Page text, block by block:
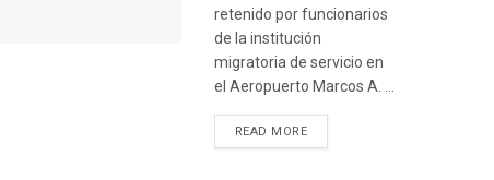
retenido por funcionarios
de la institución
migratoria de servicio en
el Aeropuerto Marcos A. ...
READ MORE